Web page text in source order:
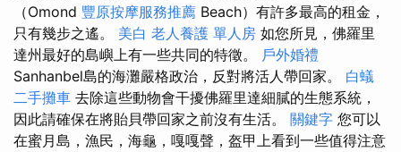
（Omond 豐原按摩服務推薦 Beach）有許多最高的租金，
只有幾步之遙。 美白 老人養護 單人房 如您所見，佛羅里
達州最好的島嶼上有一些共同的特徵。 戶外婚禮
Sanhanbel島的海灘嚴格政治，反對將活人帶回家。 白蟻
二手攤車 去除這些動物會干擾佛羅里達細膩的生態系統，
因此請確保在將貽貝帶回家之前沒有生活。 關鍵字 您可以
在蜜月島，漁民，海龜，嘎嘎聲，盔甲上看到一些值得注意